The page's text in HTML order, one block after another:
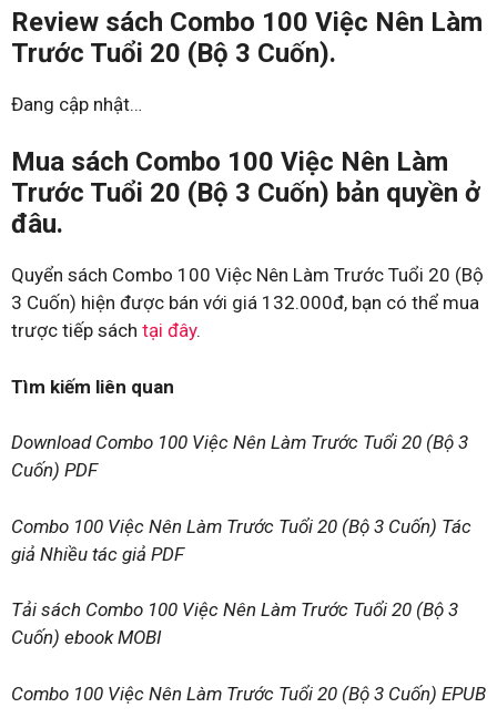
Review sách Combo 100 Việc Nên Làm
Trước Tuổi 20 (Bộ 3 Cuốn).
Đang cập nhật…
Mua sách Combo 100 Việc Nên Làm
Trước Tuổi 20 (Bộ 3 Cuốn) bản quyền ở
đâu.
Quyển sách Combo 100 Việc Nên Làm Trước Tuổi 20 (Bộ
3 Cuốn) hiện được bán với giá 132.000đ, bạn có thể mua
trược tiếp sách tại đây.
Tìm kiếm liên quan
Download Combo 100 Việc Nên Làm Trước Tuổi 20 (Bộ 3
Cuốn) PDF
Combo 100 Việc Nên Làm Trước Tuổi 20 (Bộ 3 Cuốn) Tác
giả Nhiều tác giả PDF
Tải sách Combo 100 Việc Nên Làm Trước Tuổi 20 (Bộ 3
Cuốn) ebook MOBI
Combo 100 Việc Nên Làm Trước Tuổi 20 (Bộ 3 Cuốn) EPUB